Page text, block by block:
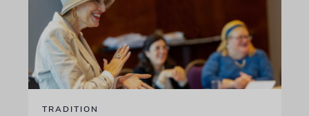
TRADITION